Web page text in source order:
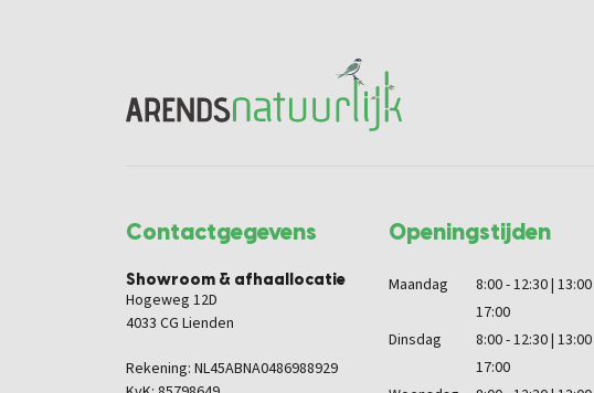
Contactgegevens
Showroom & afhaallocatie
Hogeweg 12D
4033 CG Lienden
Rekening: NL45ABNA0486988929
Openingstijden
Maandag
8:00 - 12:30 |
17:00
Dinsdag
8:00 - 12:30 |
17:00